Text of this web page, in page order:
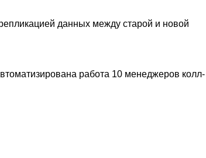
данных между старой и новой
работа 10 менеджеров колл-